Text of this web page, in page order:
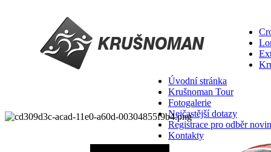
Úvodní stránka
Krušnoman Tour
Fotogalerie
Nejčastější dotazy
Registrace pro odběr
Kontakty